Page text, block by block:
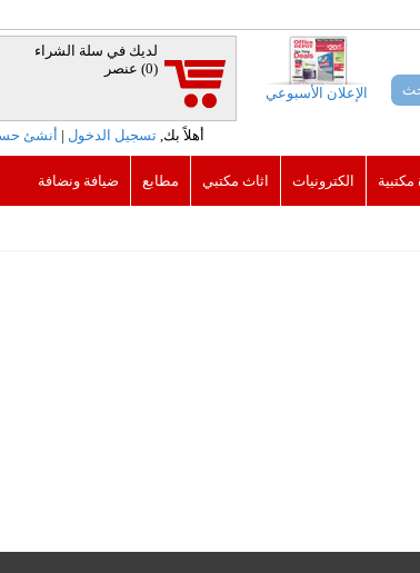
الإعلان الأسبوعي
لديك في سلة الشراء
(0)
عنصر
أهلاً بك, تسجيل الدخول | أنشئ
مكتبية الكترونيات اثاث مكتبي مطابع ضيافة ونضافة